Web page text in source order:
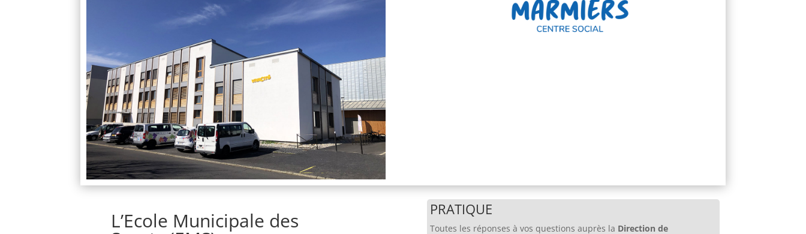
L’Ecole Municipale des PRATIQUE
Toutes les réponses à vos questions auprès la Direction de